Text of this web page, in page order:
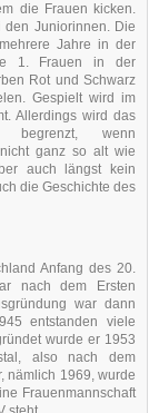
die Frauen kicken.
Juniorinnen. Die
Jahre in der
1. Frauen in der
Rot und Schwarz
Gespielt wird im
Allerdings wird das
begrenzt, wenn
ganz so alt wie
auch längst kein
die Geschichte des
Anfang des 20.
nach dem Ersten
war dann
entstanden viele
wurde er 1953
also nach dem
nämlich 1969, wurde
Frauenmannschaft